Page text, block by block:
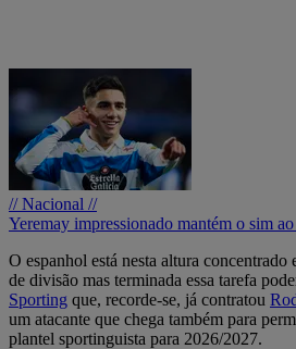
// Nacional //
Yeremay impressionado mantém o sim
O espanhol está nesta altura
de divisão mas terminada essa tarefa
Sporting que, recorde-se, já contratou
um atacante que chega também para
plantel sportinguista para 2026/2027.